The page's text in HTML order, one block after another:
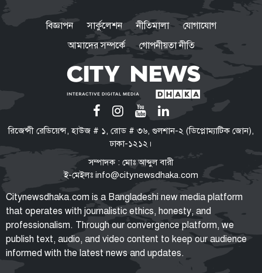
আসিফ মাহমুদ বললেন
শেখ হাসিনাকে রাজনৈতিক বক্তব্য
দিতে দিলে ধরে নেওয়া হবে ভারত
ইন্ধন দিচ্ছে
সরকার জুলাই ও জনগণের সঙ্গে
প্রতারণা করছে: ডা. শফিকুর রহমান
বরিশাল বিশ্ববিদ্যালয়ে ছাত্রদল-শিবির
সংঘর্ষ, আহত ১০
জুলাই জাদুঘর গণতান্ত্রিক অভিযাত্রার
বিজ্ঞাপন সার্কুলেশন নীতিমালা
যোগাযোগ
আমাদের সম্পর্কে
গোপনীয়তা নীতি
রিজেন্সী রেডিয়েন্স, হাউজ # ১, রোড # ৩৬, গুলশান-২ (ডিপ্লোম্যাটিক জোন),
ঢাকা-১২১২।
সম্পাদক : মোঃ আব্দুল বারী
ই-মেইলঃ info@citynewsdhaka.com
Citynewsdhaka.com is a Bangladeshi new media platform
that operates with journalistic ethics, honesty, and
professionalism. Through our convergence platform, we
publish text, audio, and video content to keep our audience
informed with the latest news and updates.